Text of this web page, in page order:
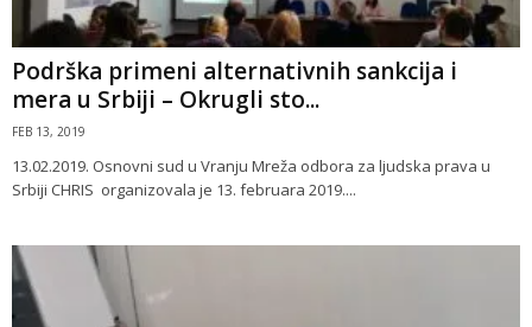
Podrška primeni alternativnih sankcija i
mera u Srbiji – Okrugli sto...
FEB 13, 2019
13.02.2019. Osnovni sud u Vranju Mreža odbora za ljudska prava u
Srbiji CHRIS organizovala je 13. februara 2019....